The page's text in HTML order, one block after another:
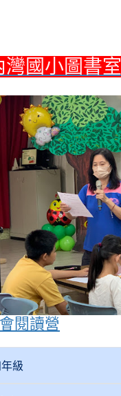
灣國小圖書室
閱讀營
年度 四年級